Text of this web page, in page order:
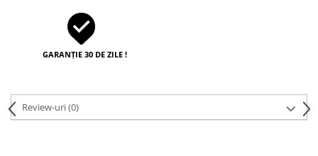
GARANȚIE 30 DE ZILE !
Review-uri(0)